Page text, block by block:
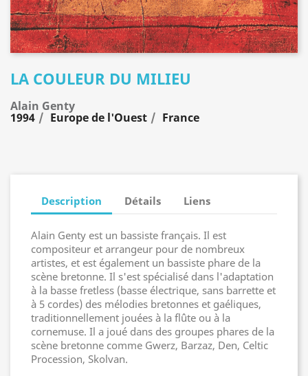
LA COULEUR DU MILIEU
Alain Genty
1994 Europe de l'Ouest France
Description Détails Liens
Alain Genty est un bassiste français. Il est
compositeur et arrangeur pour de nombreux
artistes, et est également un bassiste phare de la
scène bretonne. Il s'est spécialisé dans l'adaptation
à la basse fretless (basse électrique, sans barrette et
à 5 cordes) des mélodies bretonnes et gaéliques,
traditionnellement jouées à la flûte ou à la
cornemuse. Il a joué dans des groupes phares de la
scène bretonne comme Gwerz, Barzaz, Den, Celtic
Procession, Skolvan.